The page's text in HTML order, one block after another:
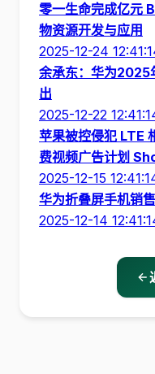
零一生命完成亿元
物资源开发与应用
2025-12-24
余承东：华为2025
出
2025-12-22
苹果被控侵犯 LTE
费视频广告计划
2025-12-15
华为折叠屏手机销
2025-12-14